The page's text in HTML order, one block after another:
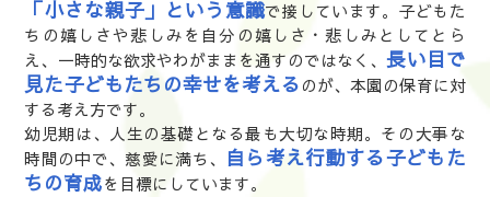
「小さな親子」という意識で接しています。子どもた
ちの嬉しさや悲しみを自分の嬉しさ・悲しみとしてとら
え、一時的な欲求やわがままを通すのではなく、長い目で
見た子どもたちの幸せを考える のが、本園の保育に対
する考え方です。
幼児期は、人生の基礎となる最も大切な時期。その大事な
時間の中で、慈愛に満ち、
自ら考え行動する子どもた
ちの育成を目標にしています。